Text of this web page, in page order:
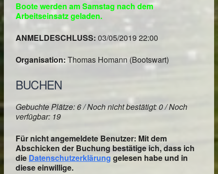
Boote werden am Samstag nach dem
Arbeitseinsatz geladen.
ANMELDESCHLUSS: 03/05/2019 22:00
Organisation:Thomas Homann (Bootswart)
BUCHEN
Gebuchte Plätze: 6 / Noch nicht bestätigt: 0 / Noch
verfügbar: 19
Für nicht angemeldete Benutzer: Mit dem
Abschicken der Buchung bestätige ich, dass ich
die Datenschutzerklärung gelesen habe und in
diese einwillige.